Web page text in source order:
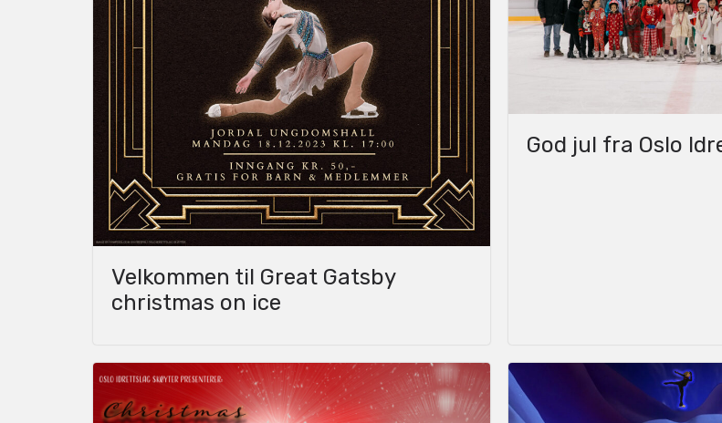
Velkommen til Great Gatsby
christmas on ice
God jul fra Oslo